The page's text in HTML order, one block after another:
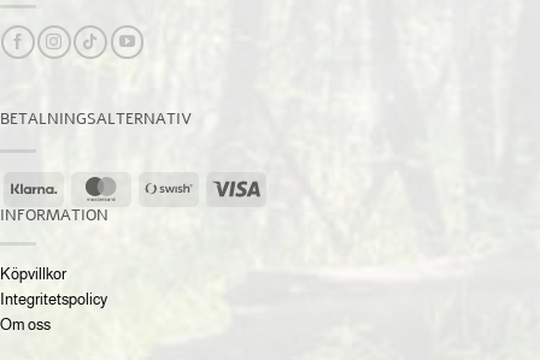
BETALNINGSALTERNATIV
Klarna MasterCardSwish
INFORMATION
Köpvillkor
Integritetspolicy
Om oss